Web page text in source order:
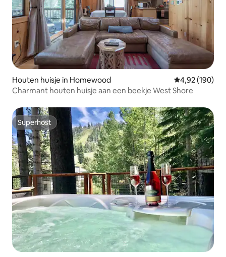
Houten huisje in Homewood Gemiddelde
4,92 (190)
Charmant houten huisje aan een beekje West Shore
Superhost
Superhost